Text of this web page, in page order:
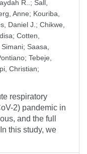
R.. ; Sall,
Anne; Kouriba,
Daniel J. ; Chikwe,
; Cotten,
; Saasa,
; Tebeje,
Christian;
respiratory
2) pandemic in
and the full
this study, we